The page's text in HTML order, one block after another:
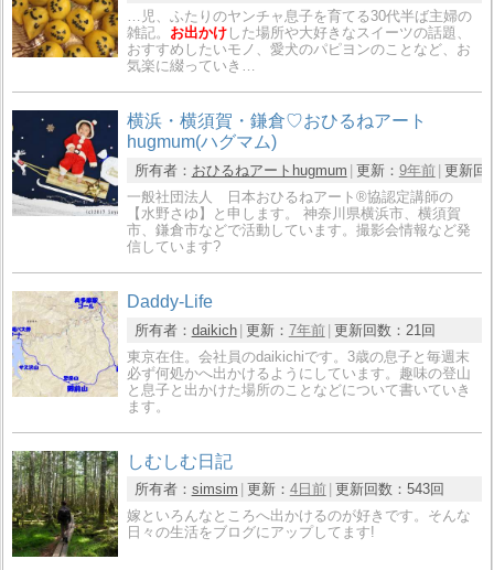
…児、ふたりのヤンチャ息子を育てる30代半ば主婦の
雑記。 お出かけ した場所や大好きなスイーツの話題、
おすすめしたいモノ、愛犬のパピヨンのことなど、お
気楽に綴っていき…
横浜・横須賀・鎌倉♡おひるねアート
hugmum(ハグマム)
所有者： おひるねアートhugmum 更新： 9年前 更新回
一般社団法人 日本おひるねアート®協認定講師の
【水野さゆ】と申します。 神奈川県横浜市、横須賀
市、鎌倉市などで活動しています。撮影会情報など発
信しています?
Daddy-Life
所有者： daikich 更新： 7年前 更新回数： 21回
東京在住。会社員のdaikichiです。3歳の息子と毎週末
必ず何処かへ出かけるようにしています。趣味の登山
と息子と出かけた場所のことなどについて書いていき
ます。
しむしむ日記
所有者： simsim 更新： 4日前 更新回数： 543回
嫁といろんなところへ出かけるのが好きです。そんな
日々の生活をブログにアップしてます!